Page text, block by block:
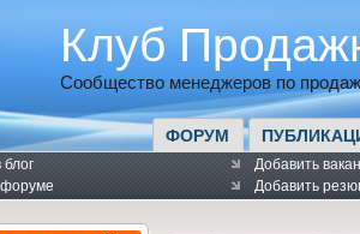
Клуб
Сообщество менеджеров по
ФОРУМ
форуме
Добавить
Добавить